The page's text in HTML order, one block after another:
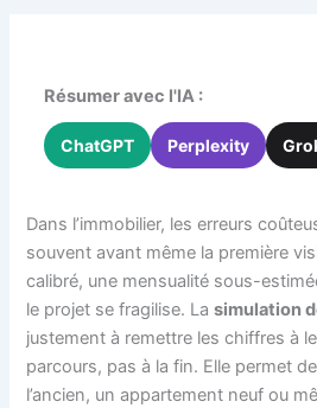
Résumer avec l'IA :
ChatGPT Perplexity
Dans l’immobilier, les erreurs
souvent avant même la première
calibré, une mensualité sous-
le projet se fragilise. Lasimulation
justement à remettre les chiffres à
parcours, pas à la fin. Elle permet
l’ancien, un appartement neuf ou